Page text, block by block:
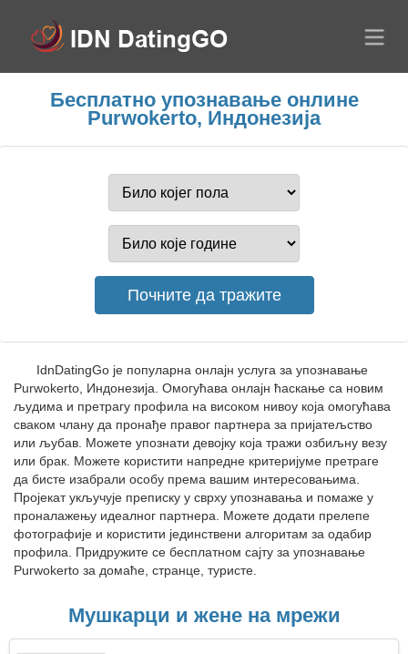
Бесплатно упознавање онлине
Purwokerto, Индонезија
IdnDatingGo је популарна онлајн услуга за упознавање
Purwokerto, Индонезија. Омогућава онлајн ћаскање са новим
људима и претрагу профила на високом нивоу која омогућава
сваком члану да пронађе правог партнера за пријатељство
или љубав. Можете упознати девојку која тражи озбиљну везу
или брак. Можете користити напредне критеријуме претраге
да бисте изабрали особу према вашим интересовањима.
Пројекат укључује преписку у сврху упознавања и помаже у
проналажењу идеалног партнера. Можете додати прелепе
фотографије и користити јединствени алгоритам за одабир
профила. Придружите се бесплатном сајту за упознавање
Purwokerto за домаће, странце, туристе.
Мушкарци и жене на мрежи